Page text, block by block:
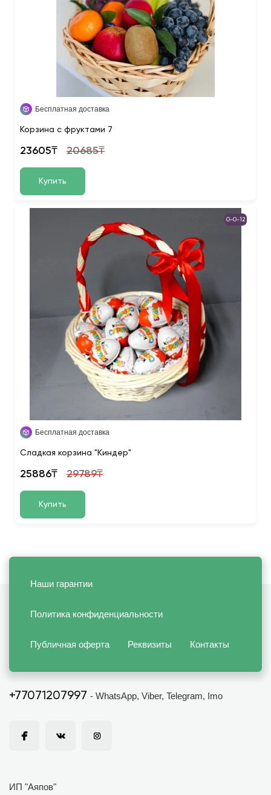
Бесплатная доставка
Корзина с фруктами 7
23605₸ 20685₸
Купить
0-0-12
Бесплатная доставка
Сладкая корзина "Киндер"
25886₸ 29789₸
Купить
Наши гарантии
Политика конфиденциальности
Публичная оферта Реквизиты Контакты
+77071207997 - WhatsApp, Viber, Telegram, Imo
ИП "Аяпов"